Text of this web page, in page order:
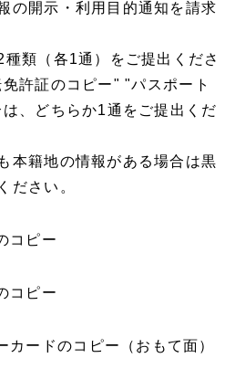
の開示・利用目的通知を請求
類（各1通）をご提出くださ
許証のコピー" "パスポート
、どちらか1通をご提出くだ
本籍地の情報がある場合は黒
ださい。
コピー
コピー
カードのコピー（おもて面）